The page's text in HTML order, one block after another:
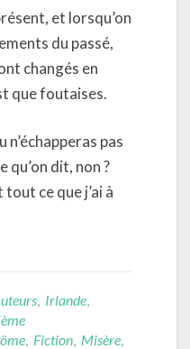
et lorsqu’on
du passé,
changés en
que foutaises.
pas
qu’on dit, non ?
ce que j’ai à
Irlande
Fiction Misère